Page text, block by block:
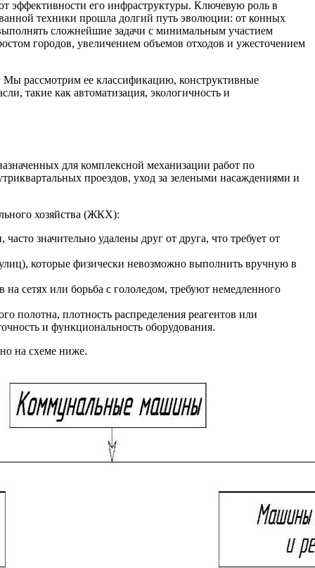
эффективности его инфраструктуры. Ключевую роль в
техники прошла долгий путь эволюции: от конных
сложнейшие задачи с минимальным участием
городов, увеличением объемов отходов и ужесточением
Мы рассмотрим ее классификацию, конструктивные
такие как автоматизация, экологичность и
для комплексной механизации работ по
проездов, уход за зелеными насаждениями и
хозяйства (ЖКХ):
значительно удалены друг от друга, что требует от
которые физически невозможно выполнить вручную в
сетях или борьба с гололедом, требуют немедленного
полотна, плотность распределения реагентов или
и функциональность оборудования.
на схеме ниже.